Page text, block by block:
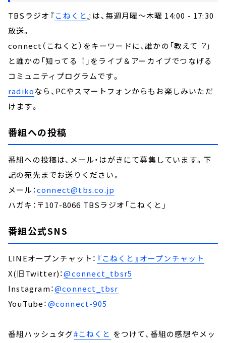
TBSラジオ『こねくと 』は、毎週月曜～木曜 14:00 - 17:30
放送。
connect（こねくと）をキーワードに、誰かの「教えて︖」
と誰かの「知ってる︕」をライブ＆アーカイブでつなげる
コミュニティプログラムです。
radikoなら、PCやスマートフォンからもお楽しみいただ
けます。
番組への投稿
番組への投稿は、メール・はがきにて募集しています。下
記の宛先までお送りください。
メール：connect@tbs.co.jp
ハガキ：〒107-8066 TBSラジオ「こねくと」
番組公式SNS
LINEオープンチャット： 『こねくと』オープンチャット
X(旧Twitter)：@connect_tbsr5
Instagram：@connect_tbsr
YouTube：@connect-905
番組ハッシュタグ#こねくと をつけて、番組の感想やメッ